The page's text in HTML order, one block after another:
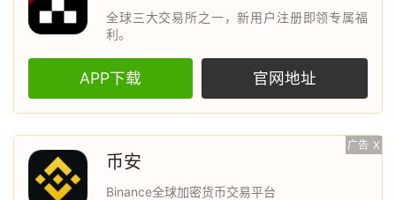
全球三大交易所之一，新用户注册即领专属福
利。
APP下载 官网地址
广告 X
币安
Binance全球加密货币交易平台